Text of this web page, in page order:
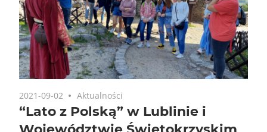
2021-09-02 Aktualności
“Lato z Polską” w Lublinie i